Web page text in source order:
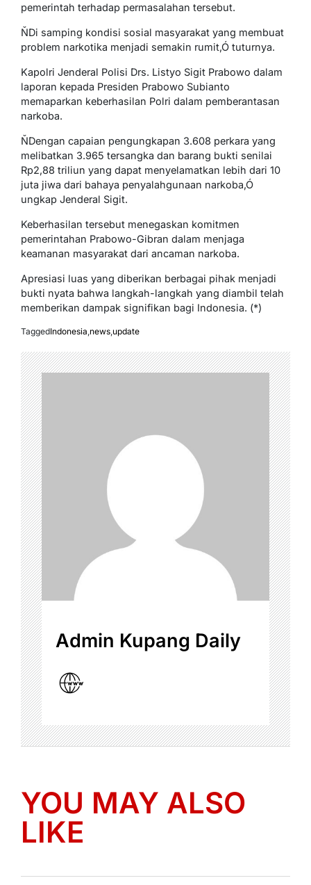
pemerintah terhadap permasalahan tersebut.
ŇDi samping kondisi sosial masyarakat yang membuat
problem narkotika menjadi semakin rumit,Ó tuturnya.
Kapolri Jenderal Polisi Drs. Listyo Sigit Prabowo dalam
laporan kepada Presiden Prabowo Subianto
memaparkan keberhasilan Polri dalam pemberantasan
narkoba.
ŇDengan capaian pengungkapan 3.608 perkara yang
melibatkan 3.965 tersangka dan barang bukti senilai
Rp2,88 triliun yang dapat menyelamatkan lebih dari 10
juta jiwa dari bahaya penyalahgunaan narkoba,Ó
ungkap Jenderal Sigit.
Keberhasilan tersebut menegaskan komitmen
pemerintahan Prabowo-Gibran dalam menjaga
keamanan masyarakat dari ancaman narkoba.
Apresiasi luas yang diberikan berbagai pihak menjadi
bukti nyata bahwa langkah-langkah yang diambil telah
memberikan dampak signifikan bagi Indonesia. (*)
TaggedIndonesia news update
Admin Kupang Daily
YOU MAY ALSO
LIKE